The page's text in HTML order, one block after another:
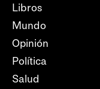
Libros
Mundo
Opinión
Política
Salud